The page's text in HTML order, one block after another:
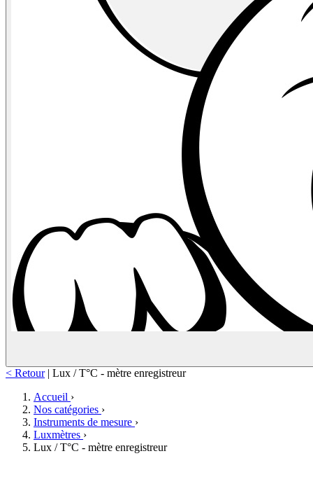
< Retour | Lux / T°C - mètre enregistreur
Accueil ›
Nos catégories ›
Instruments de mesure ›
Luxmètres ›
Lux / T°C - mètre enregistreur